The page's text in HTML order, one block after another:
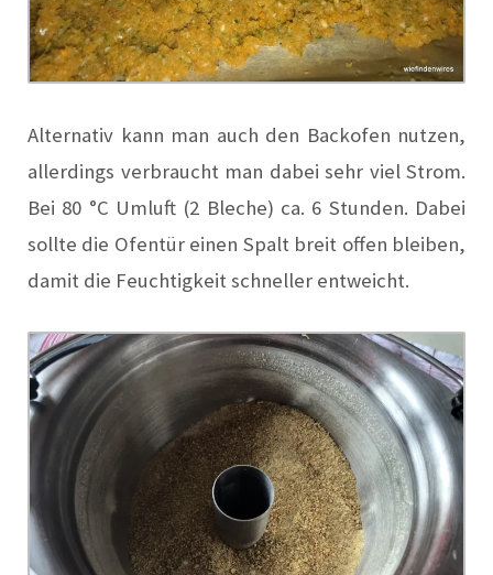
Alternativ kann man auch den Backofen nutzen,
allerdings verbraucht man dabei sehr viel Strom.
Bei 80 °C Umluft (2 Bleche) ca. 6 Stunden. Dabei
sollte die Ofentür einen Spalt breit offen bleiben,
damit die Feuchtigkeit schneller entweicht.